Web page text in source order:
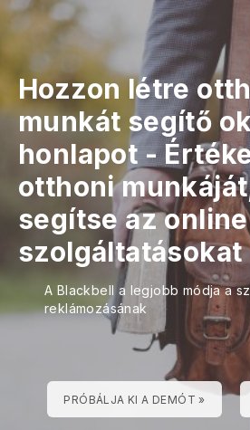
Hozzon létre
munkát segítő
honlapot -
otthoni
segítse az
szolgáltatásokat
A Blackbell a legjobb módja a
reklámozásának
PRÓBÁLJA KI A DEMÓT »